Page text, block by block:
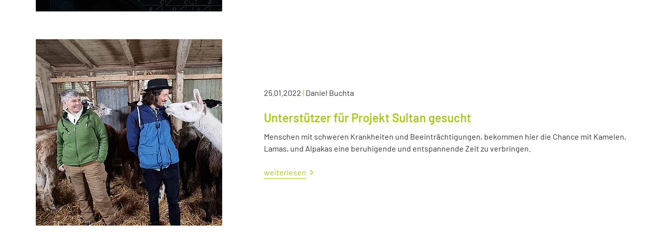
25.01.2022 | Daniel Buchta
Unterstützer für Projekt Sultan gesucht
Menschen mit schweren Krankheiten und Beeinträchtigungen, bekommen hier die Chance mit Kamelen,
Lamas, und Alpakas eine beruhigende und entspannende Zeit zu verbringen.
weiterlesen